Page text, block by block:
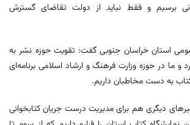
برسیم و فقط نباید از دولت تقاضای گسترش
استان خراسان جنوبی گفت: تقویت حوزه نشر به
و ما در حوزه وزارت فرهنگ و ارشاد اسلامی برنامه‌ای
به دست مخاطبان داریم.
دیگری هم برای مدیریت درست جریان کتابخوانی